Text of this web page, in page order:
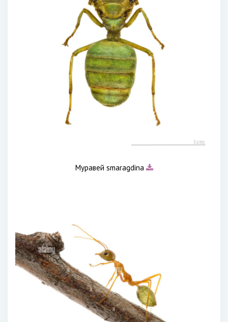
Муравей smaragdina